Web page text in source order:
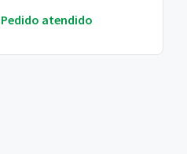
Pedido atendido